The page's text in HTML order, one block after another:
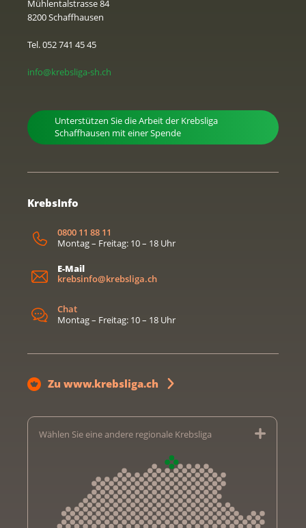
Mühlentalstrasse 84
8200 Schaffhausen
Tel. 052 741 45 45
info@krebsliga-sh.ch
Unterstützen Sie die Arbeit der Krebsliga
Schaffhausen mit einer Spende
KrebsInfo
0800 11 88 11
Montag – Freitag: 10 – 18 Uhr
E-Mail
krebsinfo@krebsliga.ch
Chat
Montag – Freitag: 10 – 18 Uhr
Zu www.krebsliga.ch
Wählen Sie eine andere regionale Krebsliga